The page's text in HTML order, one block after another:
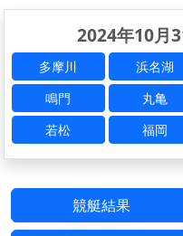
2024年10月
多摩川 浜名湖
鳴門
丸亀
若松
福岡
競艇結果